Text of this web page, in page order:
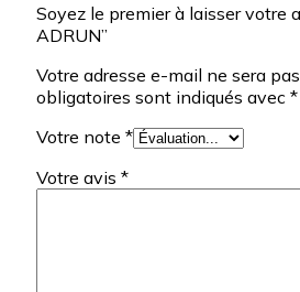
Soyez le premier à laisser votre
ADRUN”
Votre adresse e-mail ne sera
obligatoires sont indiqués avec *
Votre note *
Votre avis *